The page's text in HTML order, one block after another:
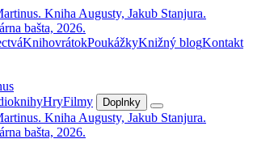
KnihovrátokPoukážkyKnižný blogKontakt
HryFilmy Doplnky